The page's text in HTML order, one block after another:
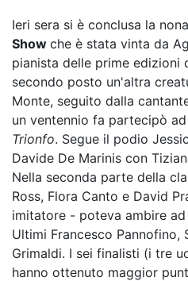
Ieri sera si è conclusa la
Show che è stata vinta da
pianista delle prime edizioni
secondo posto un'altra
Monte, seguito dalla
un ventennio fa partecipò ad
Trionfo. Segue il podio
Davide De Marinis con
Nella seconda parte della
Ross, Flora Canto e David
imitatore - poteva ambire
Ultimi Francesco Pannofino,
Grimaldi. I sei finalisti (i tre
hanno ottenuto maggior